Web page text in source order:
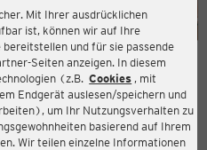
Mit Ihrer ausdrücklichen
ist, können wir auf Ihre
und für sie passende
Seiten anzeigen. In diesem
(z.B. Cookies , mit
Endgerät auslesen/speichern und
um Ihr Nutzungsverhalten zu
basierend auf Ihrem
Wir teilen einzelne Informationen
FILIALE
40
Dissen